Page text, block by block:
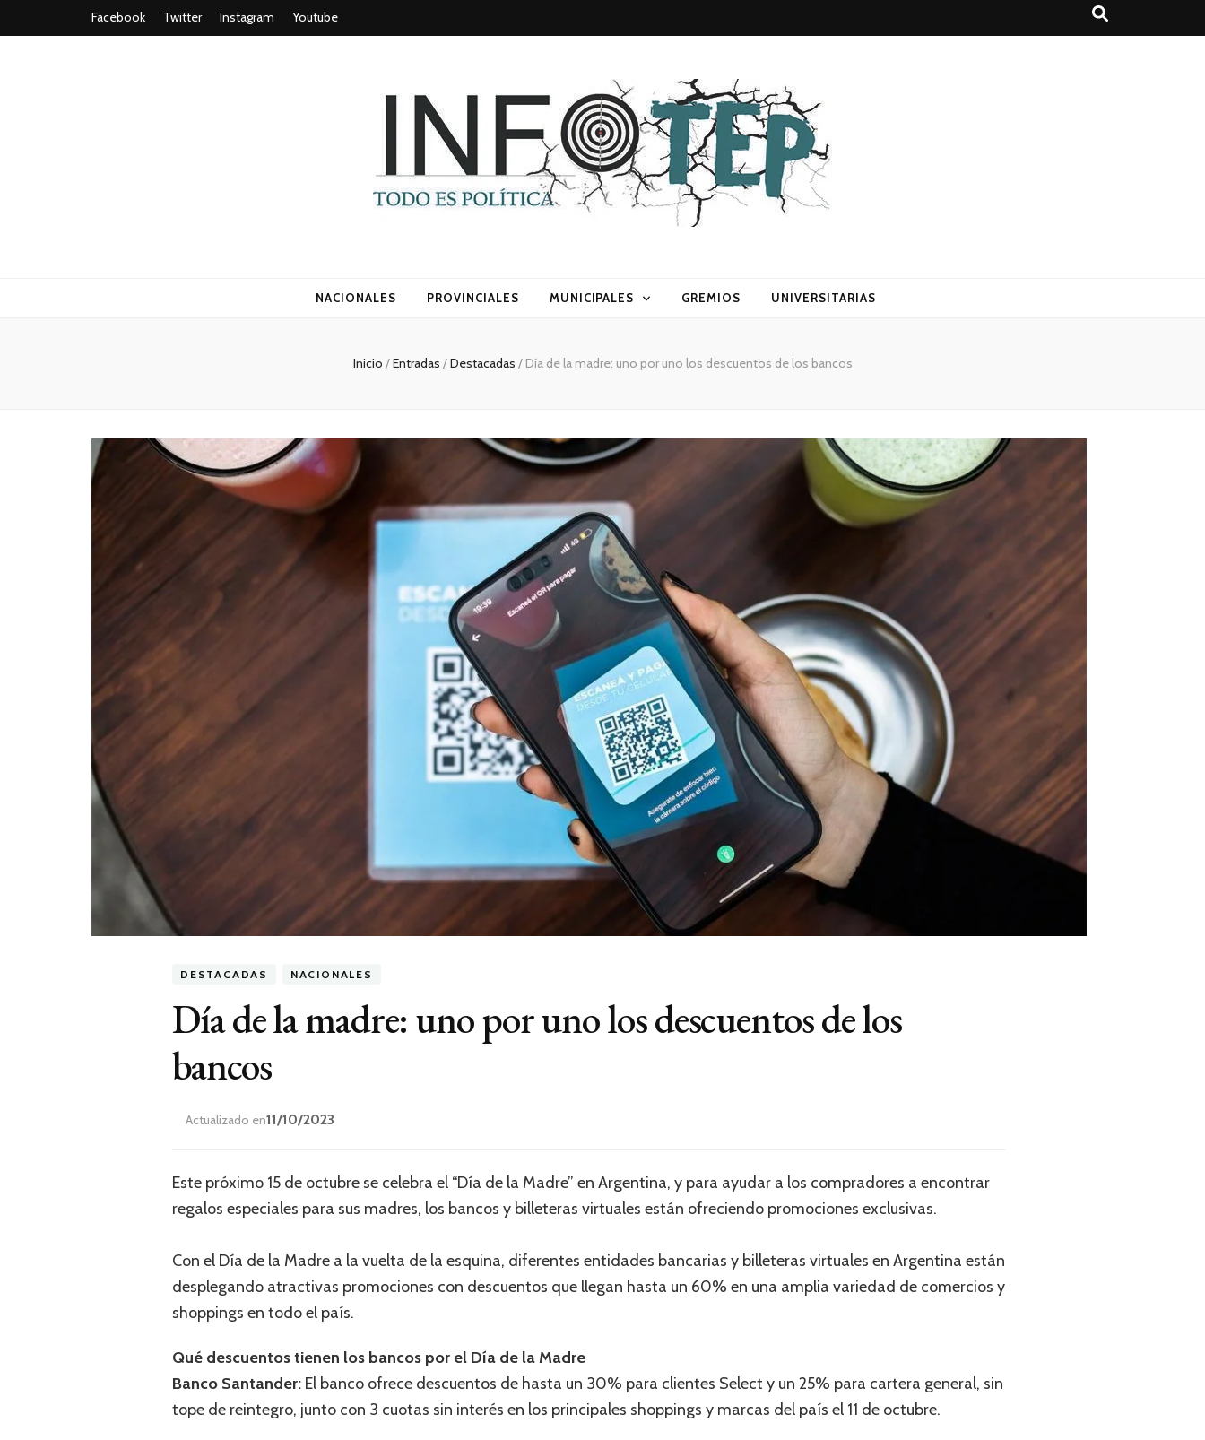
Facebook Twitter Instagram Youtube
Todo es (rosca) política
NACIONALES PROVINCIALES MUNICIPALES GREMIOS UNIVERSITARIAS
Inicio /Entradas /Destacadas / Día de la madre: uno por uno los descuentos de los bancos
DESTACADAS NACIONALES
Día de la madre: uno por uno los descuentos de los
bancos
Actualizado en11/10/2023
Este próximo 15 de octubre se celebra el “Día de la Madre” en Argentina, y para ayudar a los compradores a encontrar
regalos especiales para sus madres, los bancos y billeteras virtuales están ofreciendo promociones exclusivas.
Con el Día de la Madre a la vuelta de la esquina, diferentes entidades bancarias y billeteras virtuales en Argentina están
desplegando atractivas promociones con descuentos que llegan hasta un 60% en una amplia variedad de comercios y
shoppings en todo el país.
Qué descuentos tienen los bancos por el Día de la Madre
Banco Santander: El banco ofrece descuentos de hasta un 30% para clientes Select y un 25% para cartera general, sin
tope de reintegro, junto con 3 cuotas sin interés en los principales shoppings y marcas del país el 11 de octubre.